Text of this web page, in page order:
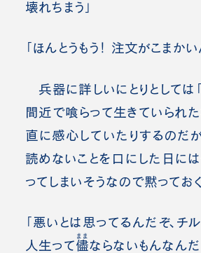
壊れちまう」
「ほんとうもう！ 注文がこまかい
兵器に詳しいにとりとしては
間近で喰らって生きていられた
直に感心していたりするのだ
読めないことを口にした日に
ってしまいそうなので黙っておく
「悪いとは思ってるんだぞ、チ
人生って儘
まま
ならないもんなん